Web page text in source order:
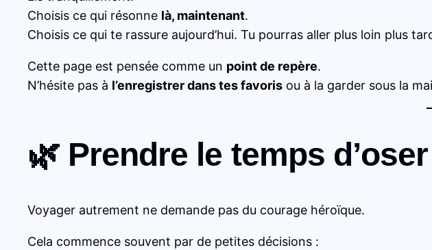
Choisis ce qui résonne là, maintenant.
Choisis ce qui te rassure aujourd’hui. Tu pourras aller plus loin plus
Cette page est pensée comme un point de repère.
N’hésite pas à l’enregistrer dans tes favoris ou à la garder sous la
🌿 Prendre le temps d’oser
Voyager autrement ne demande pas du courage héroïque.
Cela commence souvent par de petites décisions :